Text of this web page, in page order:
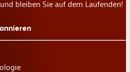
bleiben Sie auf dem Laufenden!